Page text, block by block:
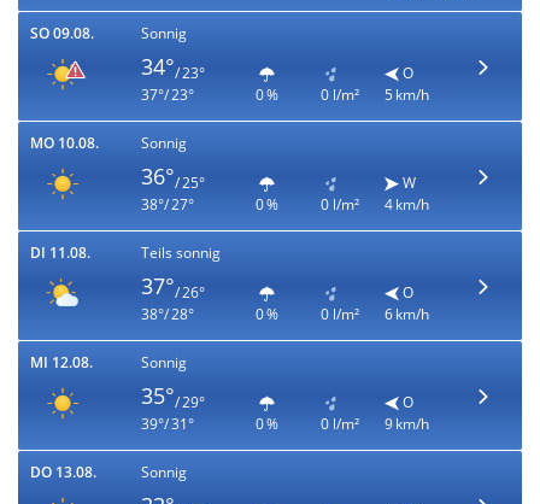
SO 09.08. Sonnig
34°/ 23°
37°/ 23°
0 % 0 l/m²
O
5 km/h
MO 10.08. Sonnig
36°/ 25°
38°/ 27°
0 % 0 l/m²
W
4 km/h
DI 11.08. Teils sonnig
37°/ 26°
38°/ 28°
0 % 0 l/m²
O
6 km/h
MI 12.08. Sonnig
35°/ 29°
39°/ 31°
0 % 0 l/m²
O
9 km/h
DO 13.08. Sonnig